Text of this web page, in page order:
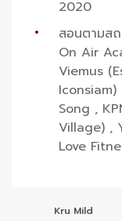
2020
สอนตามส
On Air
Viemus
Song ,
Village) ,
Love
Kru Mild